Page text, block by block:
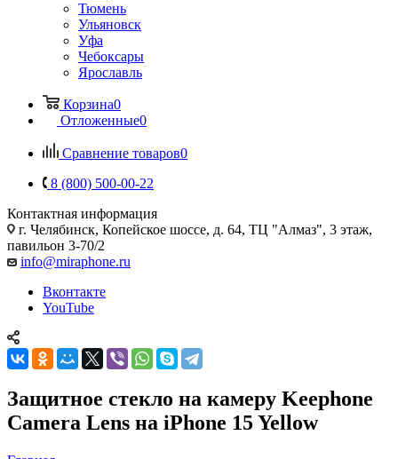
Тюмень
Ульяновск
Уфа
Чебоксары
Ярославль
Корзина0
Отложенные0
Сравнение товаров0
8 (800) 500-00-22
Контактная информация
г. Челябинск, Копейское шоссе, д. 64, ТЦ "Алмаз", 3 этаж,
павильон 3-70/2
info@miraphone.ru
Вконтакте
YouTube
Защитное стекло на камеру Keephone
Camera Lens на iPhone 15 Yellow